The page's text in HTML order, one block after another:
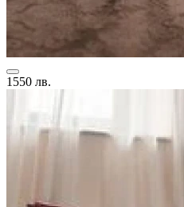
1550 лв.